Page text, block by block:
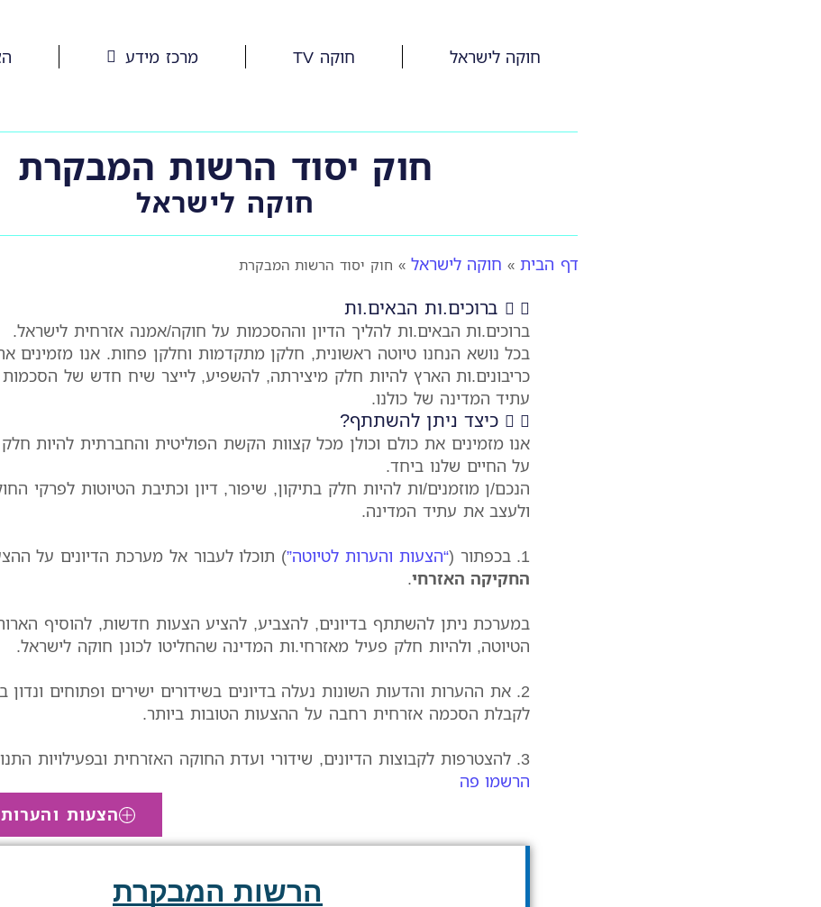
חוקה לישראל חוקה TV מרכז מידע
חוק יסוד הרשות המבקרת
חוקה לישראל
דף הבית» חוקה לישראל » חוק יסוד הרשות המבקרת
ברוכים.ות הבאים.ות
ברוכים.ות הבאים.ות להליך הדיון וההסכמות על חוקה/אמנה אזרחית לישראל.
בכל נושא הנחנו טיוטה ראשונית, חלקן מתקדמות וחלקן פחות. אנו מזמינים
כריבונים.ות הארץ להיות חלק מיצירתה, להשפיע, לייצר שיח חדש של
עתיד המדינה של כולנו.
כיצד ניתן להשתתף?
אנו מזמינים את כולם וכולן מכל קצוות הקשת הפוליטית והחברתית להיות
על החיים שלנו ביחד.
הנכם/ן מוזמנים/ות להיות חלק בתיקון, שיפור, דיון וכתיבת הטיוטות לפרקי
ולעצב את עתיד המדינה.
1. בכפתור ( “הצעות והערות לטיוטה”) תוכלו לעבור אל מערכת הדיונים על
החקיקה האזרחי.
במערכת ניתן להשתתף בדיונים, להצביע, להציע הצעות חדשות, להוסיף
הטיוטה, ולהיות חלק פעיל מאזרחי.ות המדינה שהחליטו לכונן חוקה לישראל.
2. את ההערות והדעות השונות נעלה בדיונים בשידורים ישירים ופתוחים
לקבלת הסכמה אזרחית רחבה על ההצעות הטובות ביותר.
3. להצטרפות לקבוצות הדיונים, שידורי ועדת החוקה האזרחית ובפעילויות התנועה –
הרשמו פה
הצעות